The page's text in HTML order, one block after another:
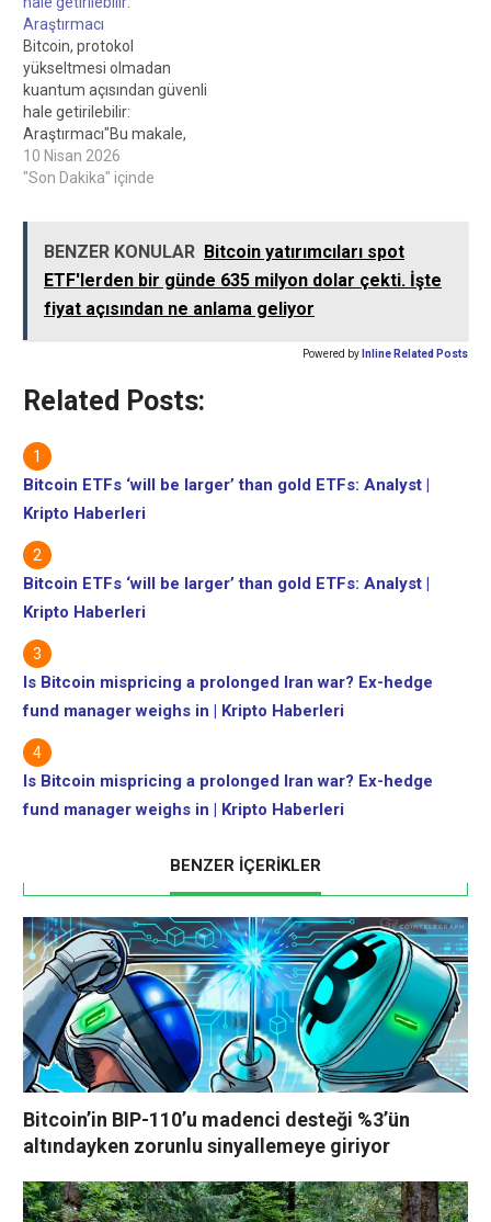
başına 75 ila 150 ABD
Doları arasında bir maliyeti
vardır ve tipik bir Bitcoin
işleminden daha
karmaşıktır ve bu nedenle
yalnızca büyük BTC
işlemlerini güvence…
Araştırmacı
Bitcoin, protokol
yükseltmesi olmadan
kuantum açısından güvenli
hale getirilebilir:
Araştırmacı"Bu makale,
kuantum güvenli Bitcoin
işlemleri için bugün işe
açıklasa da, bu, son çare
önlemi olarak ele
kuantum bilgisayar
tarafından kırılabilecek,
bahsediyordu.Bu arada,
sorumlusu…
10 Nisan 2026
"Son Dakika" içinde
BENZER KONULAR Bitcoin yatırımcıları spot
ETF'lerden bir günde 635 milyon dolar çekti. İşte
fiyat açısından ne anlama geliyor
Powered by Inline Related Posts
Related Posts:
Bitcoin ETFs ‘will be larger’ than gold ETFs: Analyst |
Kripto Haberleri
Bitcoin ETFs ‘will be larger’ than gold ETFs: Analyst |
Kripto Haberleri
Is Bitcoin mispricing a prolonged Iran war? Ex-hedge
fund manager weighs in | Kripto Haberleri
Is Bitcoin mispricing a prolonged Iran war? Ex-hedge
fund manager weighs in | Kripto Haberleri
BENZER İÇERİKLER
Bitcoin’in BIP-110’u madenci desteği %3’ün
altındayken zorunlu sinyallemeye giriyor